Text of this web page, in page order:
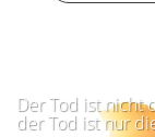
Der Tod ist nicht
der Tod ist nur